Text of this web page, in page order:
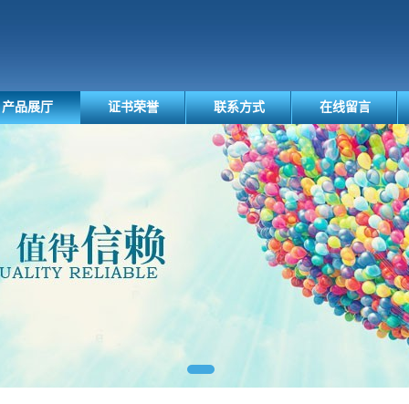
产品展厅 证书荣誉 联系方式 在线留言